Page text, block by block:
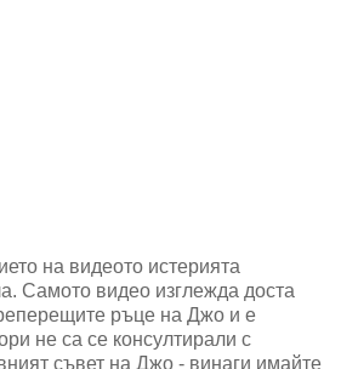
на видеото истерията
Самото видео изглежда доста
ръце на Джо и е
не са се консултирали с
съвет на Джо - винаги имайте